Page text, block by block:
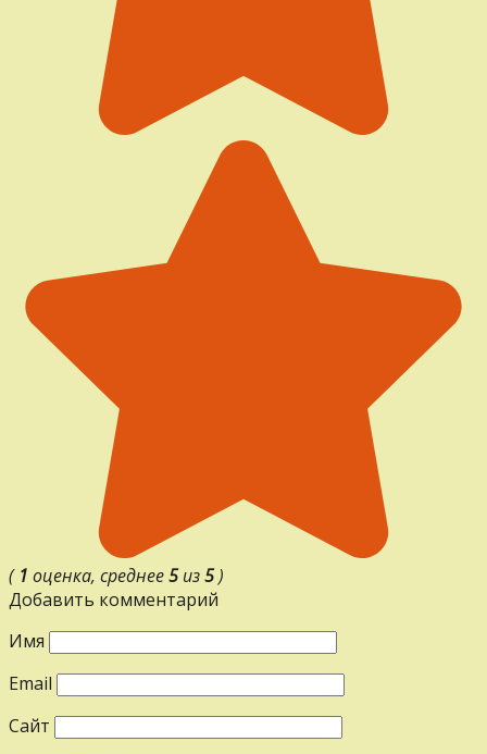
( 1 оценка, среднее5из5)
Добавить комментарий
Имя
Email
Сайт